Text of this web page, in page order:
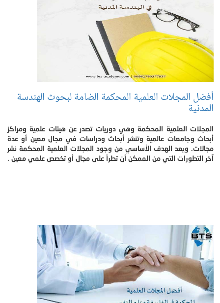
أفضل المجلات العلمية المحكمة الضامة لبحوث الهندسة
المدنية
المجلات العلمية المحكمة وهي دوريات تصدر عن هيئات علمية ومراكز
أبحاث وجامعات عالمية وتنشر أبحاث ودراسات في مجال معين أو عدة
مجالات. ويعد الهدف الأساسي من وجود المجلات العلمية المحكمة نشر
آخر التطورات التي من الممكن أن تطرأ على مجال أو تخصص علمي معين .